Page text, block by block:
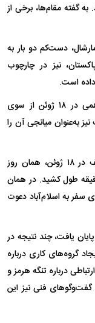
گفته مقام‌ها، برخی از
دست‌کم دو بار به
نیز در چارچوب
است.
این دیپلماسی سرانجام به امضای یادداشت تفاهمی در ۱۸ ژوئن از سوی
به‌عنوان میانجی آن را
آخرین تماس تلفنی میان پزشکیان و شهباز شریف در ۱۸ ژوئن، همان روز
یادداشت تفاهم، انجام شد و بیش از ۳۰ دقیقه طول کشید. در همان
سفر به اسلام‌آباد دعوت
یافت، چند نتیجه در
گروه‌های کاری درباره
درباره تنگه هرمز و
گفت‌وگوهای فنی نیز این